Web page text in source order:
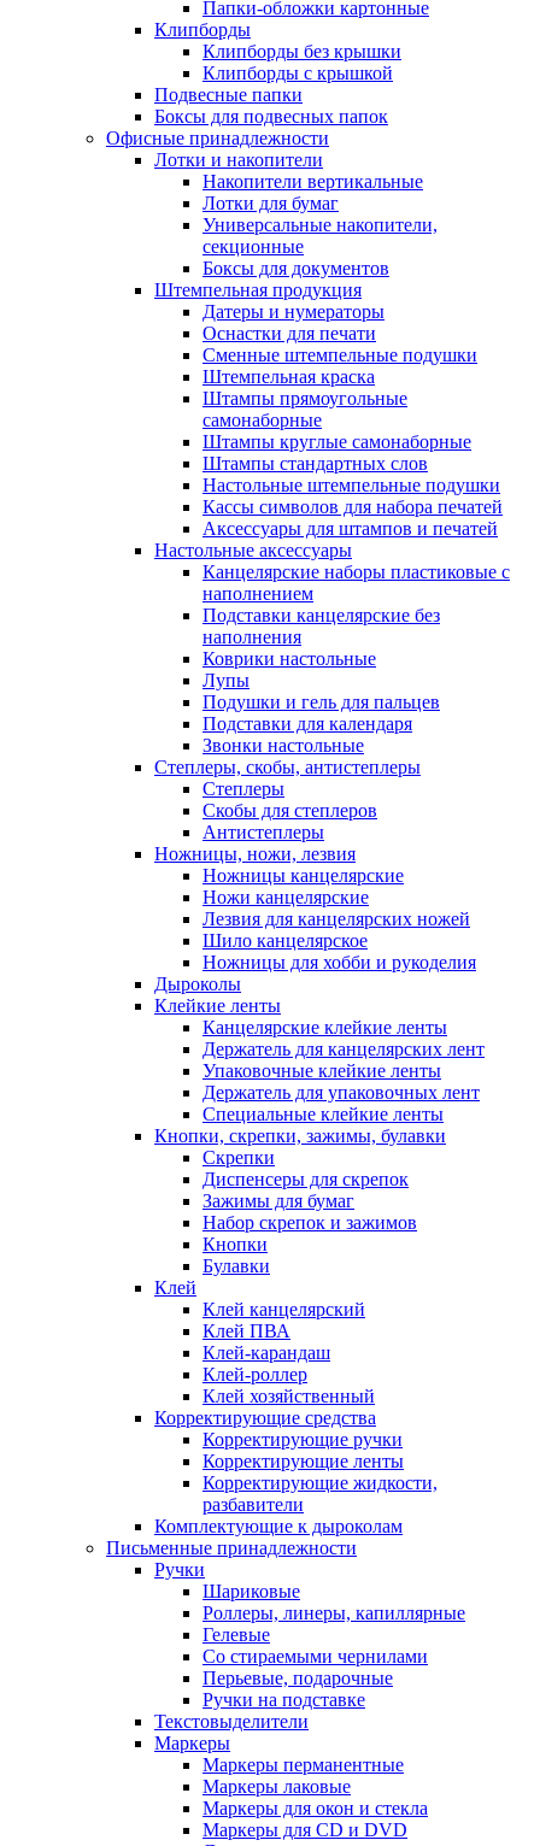
Папки-обложки картонные
Клипборды
Клипборды без крышки
Клипборды с крышкой
Подвесные папки
Боксы для подвесных папок
Офисные принадлежности
Лотки и накопители
Накопители вертикальные
Лотки для бумаг
Универсальные накопители,
секционные
Боксы для документов
Штемпельная продукция
Датеры и нумераторы
Оснастки для печати
Сменные штемпельные подушки
Штемпельная краска
Штампы прямоугольные
самонаборные
Штампы круглые самонаборные
Штампы стандартных слов
Настольные штемпельные подушки
Кассы символов для набора печатей
Аксессуары для штампов и печатей
Настольные аксессуары
Канцелярские наборы пластиковые с
наполнением
Подставки канцелярские без
наполнения
Коврики настольные
Лупы
Подушки и гель для пальцев
Подставки для календаря
Звонки настольные
Степлеры, скобы, антистеплеры
Степлеры
Скобы для степлеров
Антистеплеры
Ножницы, ножи, лезвия
Ножницы канцелярские
Ножи канцелярские
Лезвия для канцелярских ножей
Шило канцелярское
Ножницы для хобби и рукоделия
Дыроколы
Клейкие ленты
Канцелярские клейкие ленты
Держатель для канцелярских лент
Упаковочные клейкие ленты
Держатель для упаковочных лент
Специальные клейкие ленты
Кнопки, скрепки, зажимы, булавки
Скрепки
Диспенсеры для скрепок
Зажимы для бумаг
Набор скрепок и зажимов
Кнопки
Булавки
Клей
Клей канцелярский
Клей ПВА
Клей-карандаш
Клей-роллер
Клей хозяйственный
Корректирующие средства
Корректирующие ручки
Корректирующие ленты
Корректирующие жидкости,
разбавители
Комплектующие к дыроколам
Письменные принадлежности
Ручки
Шариковые
Роллеры, линеры, капиллярные
Гелевые
Со стираемыми чернилами
Перьевые, подарочные
Ручки на подставке
Текстовыделители
Маркеры
Маркеры перманентные
Маркеры лаковые
Маркеры для окон и стекла
Маркеры для CD и DVD